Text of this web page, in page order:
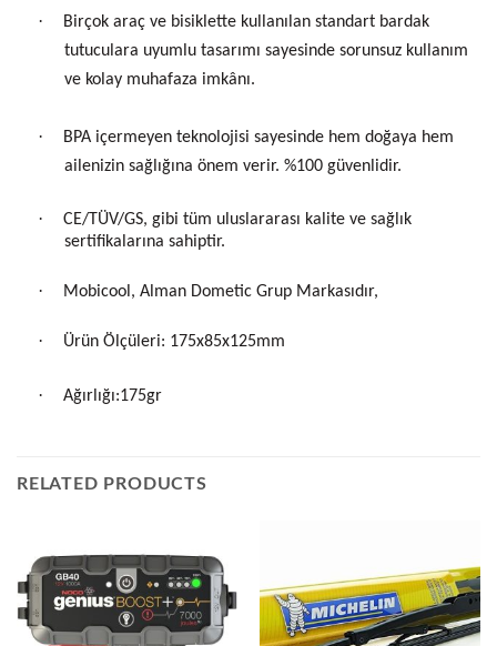
·
Birçok araç ve bisiklette kullanılan standart bardak
tutuculara uyumlu tasarımı sayesinde sorunsuz kullanım
ve kolay muhafaza imkânı.
·
BPA içermeyen teknolojisi sayesinde hem doğaya hem
ailenizin sağlığına önem verir. %100 güvenlidir.
·
CE/TÜV/GS, gibi tüm uluslararası kalite ve sağlık
sertifikalarına sahiptir.
· Mobicool, Alman Dometic Grup Markasıdır,
· Ürün Ölçüleri: 175x85x125mm
· Ağırlığı:175gr
RELATED PRODUCTS